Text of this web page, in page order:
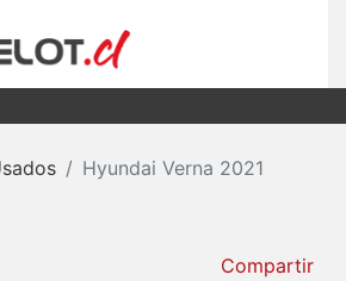
Hyundai Verna 2021
Compartir